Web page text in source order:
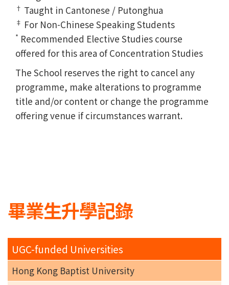
† Taught in Cantonese / Putonghua
‡ For Non-Chinese Speaking Students
* Recommended Elective Studies course
offered for this area of Concentration Studies
The School reserves the right to cancel any
programme, make alterations to programme
title and/or content or change the programme
offering venue if circumstances warrant.
畢業生升學記錄
UGC-funded Universities
Hong Kong Baptist University